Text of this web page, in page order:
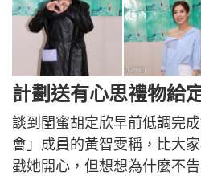
計劃送有心思禮物給
談到閨蜜胡定欣早前低調完
會」成員的黃智雯稱，比大
戥她開心，但想想為什麼不